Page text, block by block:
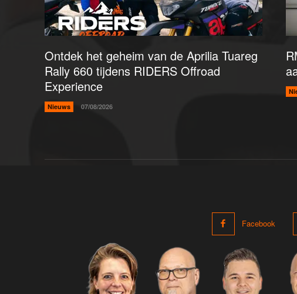
Ontdek het geheim van de Aprilia Tuareg
Rally 660 tijdens RIDERS Offroad
Experience
Nieuws 07/08/2026
Facebook